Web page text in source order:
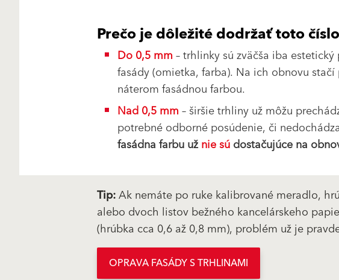
Prečo je dôležité dodržať toto
Do 0,5 mm– trhlinky sú zväčša iba
fasády (omietka, farba). Na ich obnovu
náterom fasádnou farbou.
Nad 0,5 mm– širšie trhliny už môžu
potrebné odborné posúdenie, či
fasádna farbu užnie súdostačujúce na
Tip:Ak nemáte po ruke kalibrované meradlo,
alebo dvoch listov bežného kancelárskeho
(hrúbka cca 0,6 až 0,8 mm), problém už je
OPRAVA FASÁDY S TRHLINAMI